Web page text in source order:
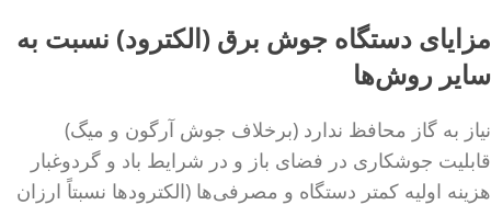
مزایای دستگاه جوش برق (الکترود) نسبت به
سایر روش‌ها
نیاز به گاز محافظ ندارد (برخلاف جوش آرگون و میگ)
قابلیت جوشکاری در فضای باز و در شرایط باد و گردوغبار
هزینه اولیه کمتر دستگاه و مصرفی‌ها (الکترودها نسبتاً ارزان